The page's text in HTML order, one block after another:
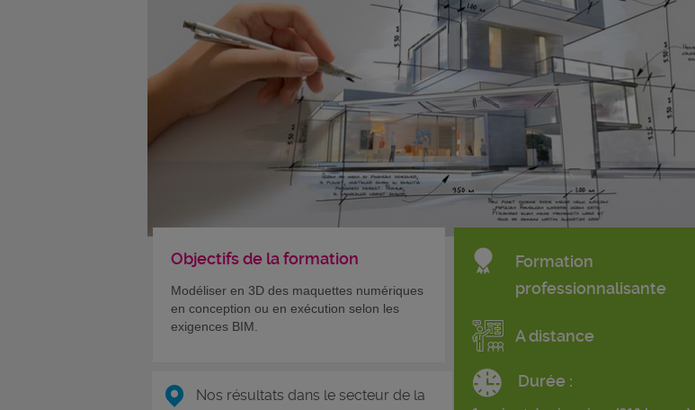
Objectifs de la formation
Modéliser en 3D des maquettes numériques
en conception ou en exécution selon les
exigences BIM.
Nos résultats dans le secteur de la
Formation
professionnalisante
A distance
Durée :